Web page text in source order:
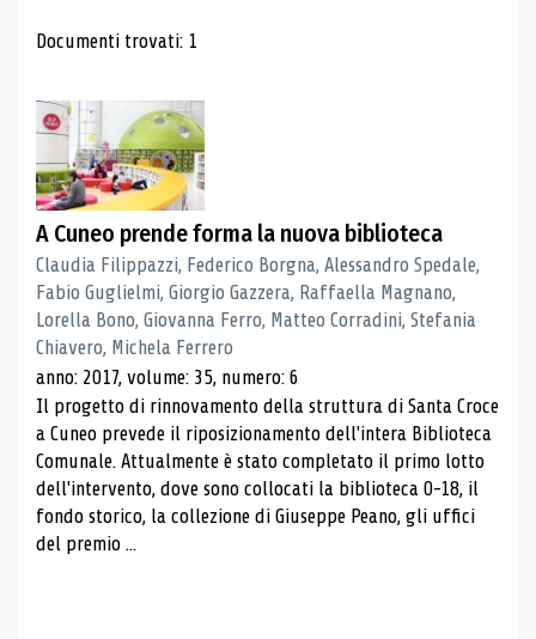
Risultati di ricerca
Documenti trovati: 1
A Cuneo prende forma la nuova biblioteca
Claudia Filippazzi, Federico Borgna, Alessandro Spedale,
Fabio Guglielmi, Giorgio Gazzera, Raffaella Magnano,
Lorella Bono, Giovanna Ferro, Matteo Corradini, Stefania
Chiavero, Michela Ferrero
anno: 2017, volume: 35, numero: 6
Il progetto di rinnovamento della struttura di Santa Croce
a Cuneo prevede il riposizionamento dell'intera Biblioteca
Comunale. Attualmente è stato completato il primo lotto
dell'intervento, dove sono collocati la biblioteca 0-18, il
fondo storico, la collezione di Giuseppe Peano, gli uffici
del premio ...